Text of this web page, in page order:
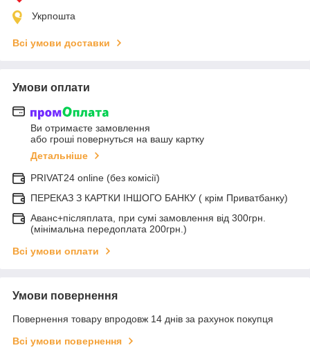
Укрпошта
Всі умови доставки
Умови оплати
Ви отримаєте замовлення
або гроші повернуться на вашу картку
Детальніше
PRIVAT24 online (без комісії)
ПЕРЕКАЗ З КАРТКИ ІНШОГО БАНКУ ( крім Приватбанку)
Аванс+післяплата, при сумі замовлення від 300грн.
(мінімальна передоплата 200грн.)
Всі умови оплати
Умови повернення
Повернення товару впродовж 14 днів за рахунок покупця
Всі умови повернення